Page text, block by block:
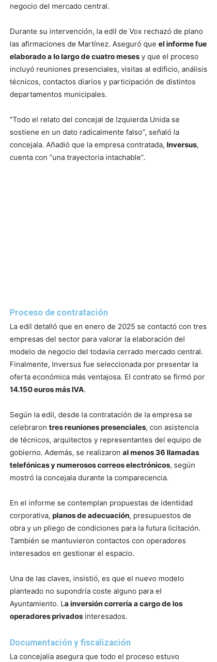
negocio del mercado central.
Durante su intervención, la edil de Vox rechazó de plano
las afirmaciones de Martínez. Aseguró que el informe fue
elaborado a lo largo de cuatro meses y que el proceso
incluyó reuniones presenciales, visitas al edificio, análisis
técnicos, contactos diarios y participación de distintos
departamentos municipales.
“Todo el relato del concejal de Izquierda Unida se
sostiene en un dato radicalmente falso”, señaló la
concejala. Añadió que la empresa contratada, Inversus,
cuenta con “una trayectoria intachable”.
Proceso de contratación
La edil detalló que en enero de 2025 se contactó con tres
empresas del sector para valorar la elaboración del
modelo de negocio del todavía cerrado mercado central.
Finalmente, Inversus fue seleccionada por presentar la
oferta económica más ventajosa. El contrato se firmó por
14.150 euros más IVA.
Según la edil, desde la contratación de la empresa se
celebraron tres reuniones presenciales, con asistencia
de técnicos, arquitectos y representantes del equipo de
gobierno. Además, se realizaron al menos 36 llamadas
telefónicas y numerosos correos electrónicos, según
mostró la concejala durante la comparecencia.
En el informe se contemplan propuestas de identidad
corporativa, planos de adecuación, presupuestos de
obra y un pliego de condiciones para la futura licitación.
También se mantuvieron contactos con operadores
interesados en gestionar el espacio.
Una de las claves, insistió, es que el nuevo modelo
planteado no supondría coste alguno para el
Ayuntamiento. La inversión correría a cargo de los
operadores privados interesados.
Documentación y fiscalización
La concejalía asegura que todo el proceso estuvo